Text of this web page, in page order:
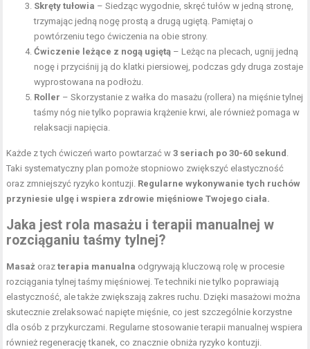
Skręty tułowia – Siedząc wygodnie, skręć tułów w jedną stronę,
trzymając jedną nogę prostą a drugą ugiętą. Pamiętaj o
powtórzeniu tego ćwiczenia na obie strony.
Ćwiczenie leżące z nogą ugiętą – Leżąc na plecach, ugnij jedną
nogę i przyciśnij ją do klatki piersiowej, podczas gdy druga zostaje
wyprostowana na podłożu.
Roller – Skorzystanie z wałka do masażu (rollera) na mięśnie tylnej
taśmy nóg nie tylko poprawia krążenie krwi, ale również pomaga w
relaksacji napięcia.
Każde z tych ćwiczeń warto powtarzać w3 seriach po 30-60 sekund .
Taki systematyczny plan pomoże stopniowo zwiększyć elastyczność
oraz zmniejszyć ryzyko kontuzji. Regularne wykonywanie tych ruchów
przyniesie ulgę i wspiera zdrowie mięśniowe Twojego ciała.
Jaka jest rola masażu i terapii manualnej w
rozciąganiu taśmy tylnej?
Masaż orazterapia manualna odgrywają kluczową rolę w procesie
rozciągania tylnej taśmy mięśniowej. Te techniki nie tylko poprawiają
elastyczność, ale także zwiększają zakres ruchu. Dzięki masażowi można
skutecznie zrelaksować napięte mięśnie, co jest szczególnie korzystne
dla osób z przykurczami. Regularne stosowanie terapii manualnej wspiera
również regenerację tkanek, co znacznie obniża ryzyko kontuzji.